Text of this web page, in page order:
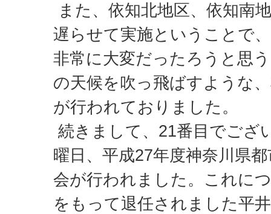
また、依知北地区、依知南
遅らせて実施ということで
非常に大変だったろうと思
の天候を吹っ飛ばすような
が行われておりました。
続きまして、21番目でござ
曜日、平成27年度神奈川県
会が行われました。これに
をもって退任されました平